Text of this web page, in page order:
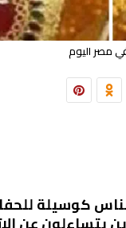
مصر اليوم
كوسيلة